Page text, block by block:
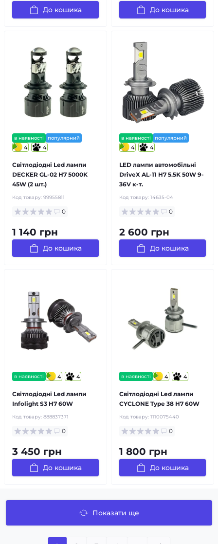
До кошика До кошика
в наявності популярний
4 4
Світлодіодні Led лампи
DECKER GL-02 H7 5000K
45W (2 шт.)
Код товару: 99955811
0
1 140 грн
До кошика
в наявності популярний
4 4
LED лампи автомобільні
DriveX AL-11 H7 5.5K 50W 9-
36V к-т.
Код товару: 14635-04
0
2 600 грн
До кошика
в наявності 4 4
Світлодіодні Led лампи
Infolight S3 H7 60W
Код товару: 888837371
0
3 450 грн
До кошика
в наявності 4 4
Світлодіодні Led лампи
CYCLONE Type 38 H7 60W
Код товару: 1110075440
0
1 800 грн
До кошика
Показати ще